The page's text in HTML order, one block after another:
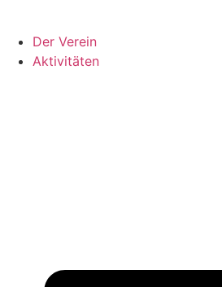
Der Verein
Aktivitäten